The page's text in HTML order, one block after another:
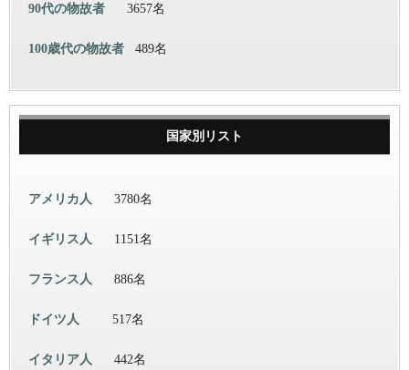
90代の物故者 3657名
100歳代の物故者 489名
国家別リスト
アメリカ人 3780名
イギリス人 1151名
フランス人 886名
ドイツ人 517名
イタリア人 442名